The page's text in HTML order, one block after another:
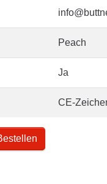
Peach
Ja
CE-